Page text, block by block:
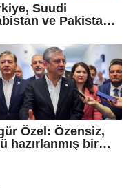
Suudi
ve Pakistan
Anlaşması'
Özel: Özensiz,
hazırlanmış bir